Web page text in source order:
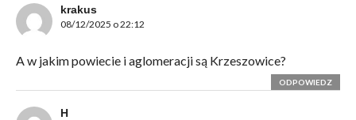
krakus
08/12/2025 o 22:12
A w jakim powiecie i aglomeracji są Krzeszowice?
ODPOWIEDZ
H